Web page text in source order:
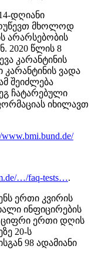
დღიანი
მხოლოდ
არარსებობის
2020 წლის 8
კარანტინის
კარანტინის ვადა
შეიძლება
ჩატარებული
იხილავთ
www.bmi.bund.de/
…/faq-tests….
ერთი კვირის
ინფიცირების
ციფრი ერთი დღის
20-ს
98 ადამიანი